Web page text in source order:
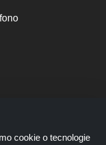
cookie o tecnologie